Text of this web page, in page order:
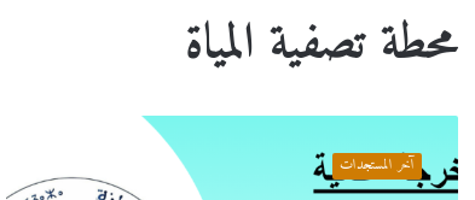
محطة تصفية المياة
علمية
آخر المستجدات